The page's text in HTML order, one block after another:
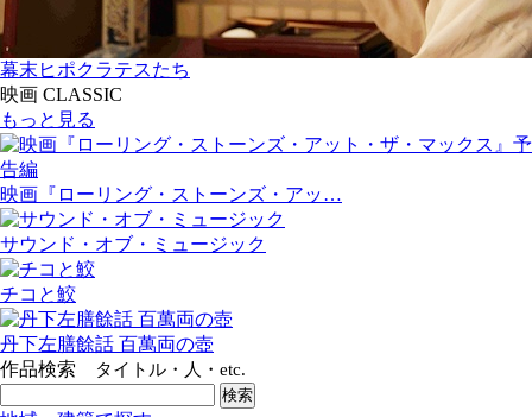
幕末ヒポクラテスたち
映画 CLASSIC
もっと見る
映画『ローリング・ストーンズ・アッ…
サウンド・オブ・ミュージック
チコと鮫
丹下左膳餘話 百萬両の壺
作品検索
タイトル・人・etc.